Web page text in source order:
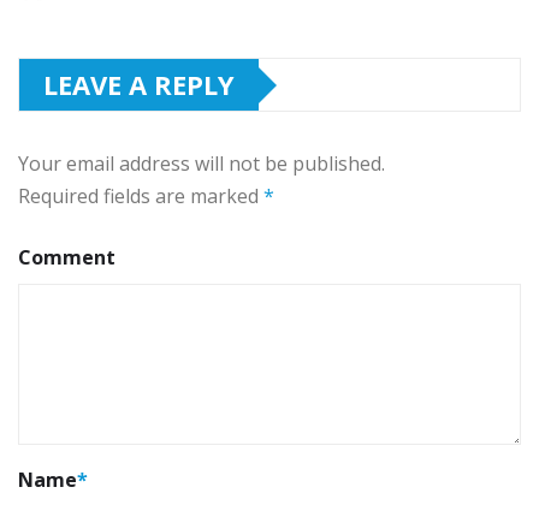
LEAVE A REPLY
Your email address will not be published.
Required fields are marked *
Comment
Name*